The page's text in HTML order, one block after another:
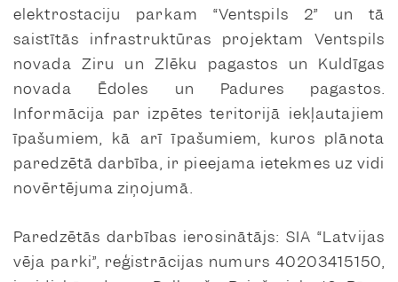
elektrostaciju parkam “Ventspils 2” un tā
saistītās infrastruktūras projektam Ventspils
novada Ziru un Zlēku pagastos un Kuldīgas
novada Ēdoles un Padures pagastos.
Informācija par izpētes teritorijā iekļautajiem
īpašumiem, kā arī īpašumiem, kuros plānota
paredzētā darbība, ir pieejama ietekmes uz vidi
novērtējuma ziņojumā.
Paredzētās darbības ierosinātājs: SIA “Latvijas
vēja parki”, reģistrācijas numurs 40203415150,